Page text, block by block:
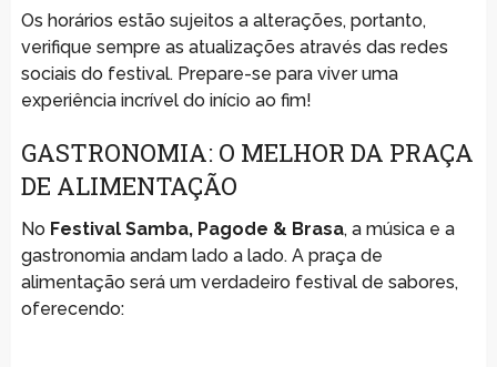
Os horários estão sujeitos a alterações, portanto,
verifique sempre as atualizações através das redes
sociais do festival. Prepare-se para viver uma
experiência incrível do início ao fim!
GASTRONOMIA: O MELHOR DA PRAÇA
DE ALIMENTAÇÃO
No Festival Samba, Pagode & Brasa, a música e a
gastronomia andam lado a lado. A praça de
alimentação será um verdadeiro festival de sabores,
oferecendo: